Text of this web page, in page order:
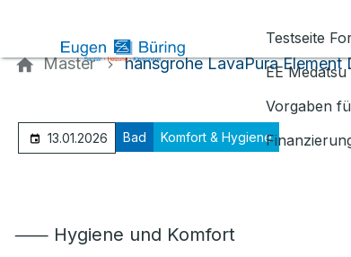
Testseite
EE Medatsu
Vorgaben
Master hansgrohe LavaPura Element
13.01.2026 Bad Komfort & Hygiene
⸺ Hygiene und Komfort